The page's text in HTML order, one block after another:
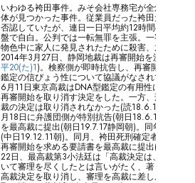
いわゆる袴田事件。みそ会社専務宅が全焼し、焼
体が見つかった事件。従業員だった袴田元被告人
否認していたが、連日一日平均約12時間の取り調
盤で自白。公判では一転無罪を主張。一審判決で
物色中に家人に発見されたために殺害、放火に及
2014年3月27日、静岡地裁は再審開始を決定、同日
平20(た)1)。検察側が即時抗告し、再審開始決定の
鑑定の信ぴょう性について協議がなされていたが(
6月11日東京高裁はDNA型鑑定の有用性には深刻な
再審開始を取り消す決定をした。一方、刑の執行
裁の決定は取り消されなかった(読18.6.11,
月18日に弁護団側が特別抗告(朝日18.6.19朝)、
を最高裁に提出(朝日19.7.17静岡朝)。同年12月6度
(中日19.12.11朝)。同月、袴田死刑確定者を支援す
再審開始を求める要請書を最高裁に提出(中日
22日、最高裁第3小法廷は「高裁決定は、弁護側が
いて審理を尽くしたとは言いがたく、著しく正義
高裁決定を取り消し、審理を高裁に差し戻す決定